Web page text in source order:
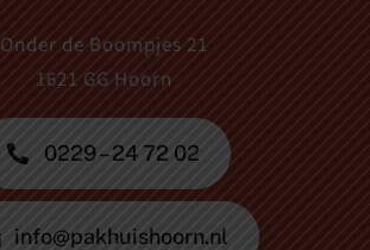
Onder de Boompjes 21
1621 GG Hoorn
0229 – 24 72 02
info@pakhuishoorn.nl